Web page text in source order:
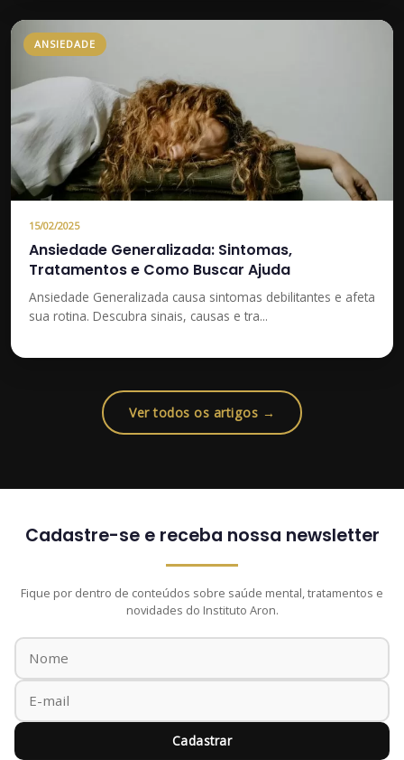
ANSIEDADE
15/02/2025
Ansiedade Generalizada: Sintomas,
Tratamentos e Como Buscar Ajuda
Ansiedade Generalizada causa sintomas debilitantes e afeta
sua rotina. Descubra sinais, causas e tra...
Ver todos os artigos →
Cadastre-se e receba nossa newsletter
Fique por dentro de conteúdos sobre saúde mental, tratamentos e
novidades do Instituto Aron.
Cadastrar